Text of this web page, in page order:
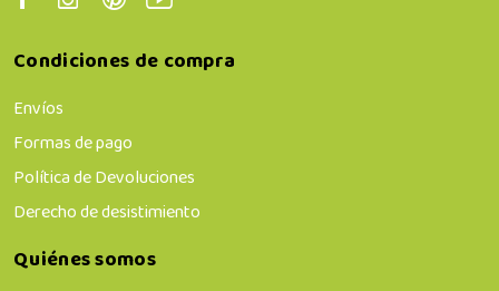
Condiciones de compra
Envíos
Formas de pago
Política de Devoluciones
Derecho de desistimiento
Quiénes somos